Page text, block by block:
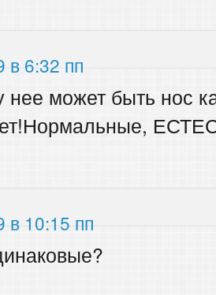
в 6:32 пп
нее может быть нос
в 10:15 пп